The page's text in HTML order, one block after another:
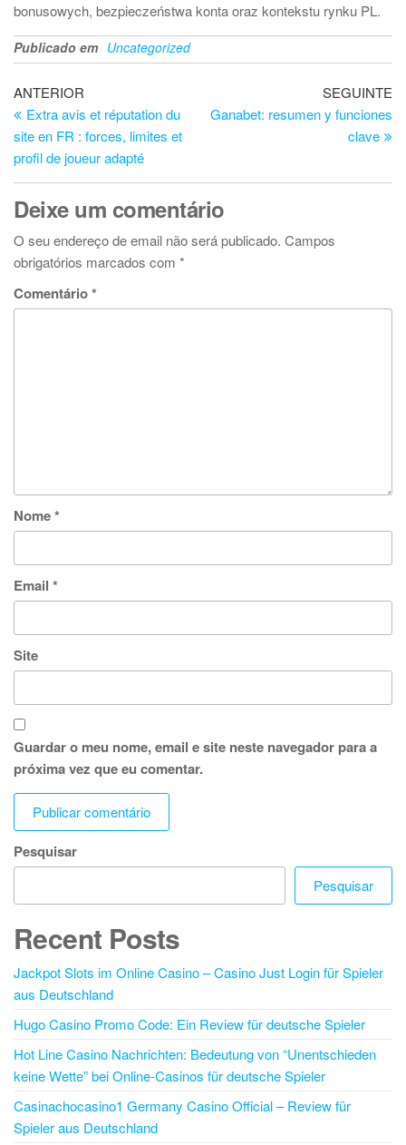
bonusowych, bezpieczeństwa konta oraz kontekstu rynku PL.
Publicado em Uncategorized
Navegação
de
artigos
Artigo
anterior
ANTERIOR
Extra avis et réputation du
site en FR : forces, limites et
profil de joueur adapté
SEGUINTE
Ganabet: resumen y funciones
clave
Deixe um comentário
O seu endereço de email não será publicado. Campos
obrigatórios marcados com *
Comentário*
Nome*
Email *
Site
Guardar o meu nome, email e site neste navegador para a
próxima vez que eu comentar.
Pesquisar
Pesquisar
Recent Posts
Jackpot Slots im Online Casino – Casino Just Login für Spieler
aus Deutschland
Hugo Casino Promo Code: Ein Review für deutsche Spieler
Hot Line Casino Nachrichten: Bedeutung von “Unentschieden
keine Wette” bei Online-Casinos für deutsche Spieler
Casinachocasino1 Germany Casino Official – Review für
Spieler aus Deutschland